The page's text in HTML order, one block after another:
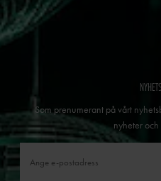
Som prenumerant på vårt
nyheter